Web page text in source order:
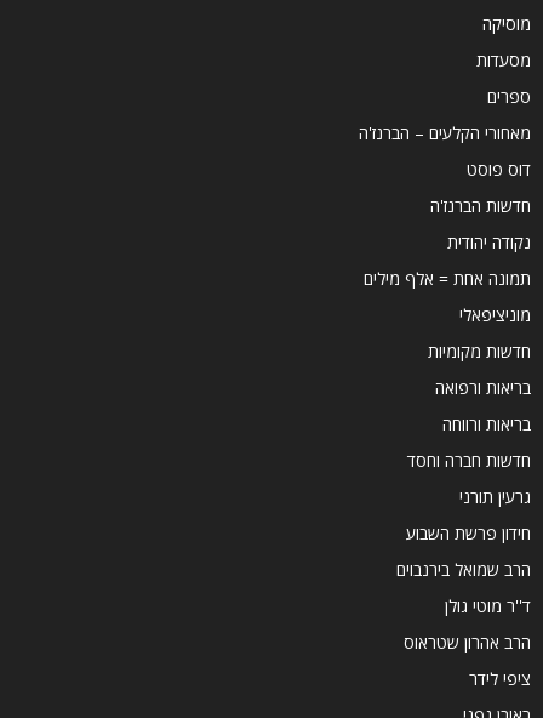
מוסיקה
מסעדות
ספרים
מאחורי הקלעים – הברנז'ה
דוס פוסט
חדשות הברנז'ה
נקודה יהודית
תמונה אחת = אלף מילים
מוניציפאלי
חדשות מקומיות
בריאות ורפואה
בריאות ורווחה
חדשות חברה וחסד
גרעין תורני
חידון פרשת השבוע
הרב שמואל בירנבוים
ד''ר מוטי גולן
הרב אהרון שטראוס
ציפי לידר